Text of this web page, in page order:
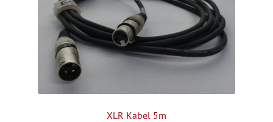
XLR Kabel 5m